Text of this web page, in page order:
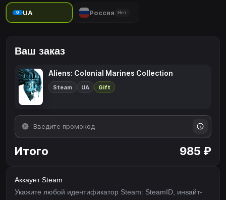
UA Россия Нет
Ваш заказ
Aliens: Colonial Marines Collection
Steam UA Gift
Итого 985 ₽
Аккаунт Steam
Укажите любой идентификатор Steam: SteamID, инвайт-